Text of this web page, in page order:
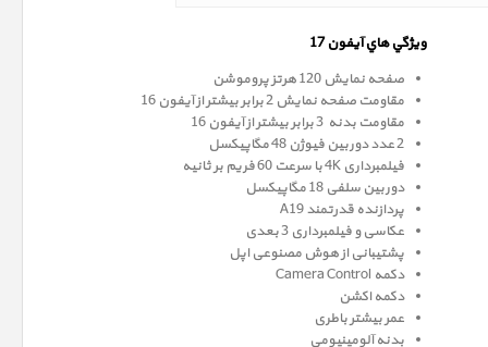
ويژگي هاي آيفون 17
صفحه نمایش 120 هرتز پروموشن
مقاومت صفحه نمایش 2 برابر بیشتر از آیفون 16
مقاومت بدنه 3 برابر بیشتر از آیفون 16
2 عدد دوربین فیوژن 48 مگاپیکسل
فیلمبرداری 4K با سرعت 60 فریم بر ثانیه
دوربین سلفی 18 مگاپیکسل
پردازنده قدرتمند A19
عکاسی و فیلمبرداری 3 بعدی
پشتیبانی از هوش مصنوعی اپل
دکمه Camera Control
دکمه اکشن
عمر بیشتر باطری
بدنه آلومینیومی